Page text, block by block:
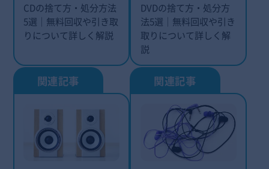
CDの捨て方・処分方法
5選｜無料回収や引き取
りについて詳しく解説
DVDの捨て方・処分方
法5選｜無料回収や引き
取りについて詳しく解
説